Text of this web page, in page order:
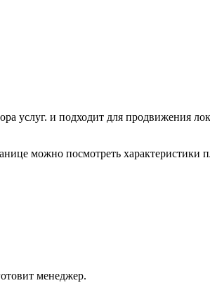
услуг. и подходит для продвижения
можно посмотреть характеристики
менеджер.